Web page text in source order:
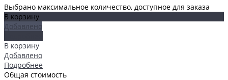
Выбрано максимальное количество, доступное для заказа
В корзину
Добавлено
В корзину
Добавлено
Подробнее
Общая стоимость